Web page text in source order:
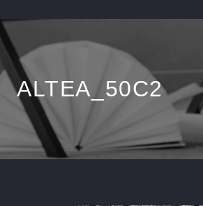
ALTEA_50C2